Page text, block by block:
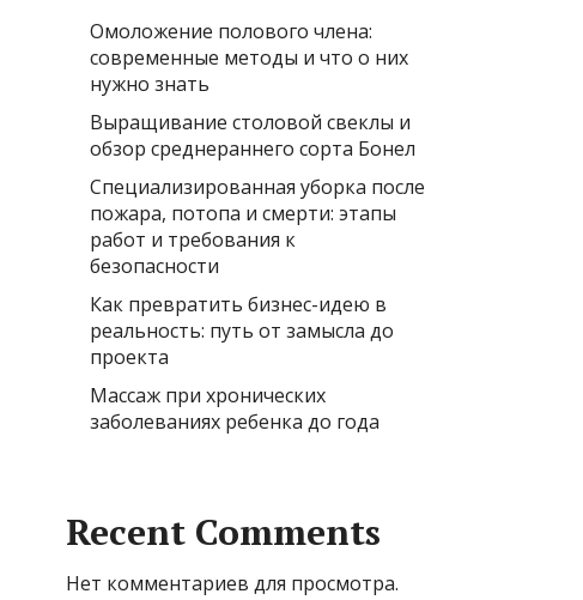
Омоложение полового члена:
современные методы и что о них
нужно знать
Выращивание столовой свеклы и
обзор среднераннего сорта Бонел
Специализированная уборка после
пожара, потопа и смерти: этапы
работ и требования к
безопасности
Как превратить бизнес-идею в
реальность: путь от замысла до
проекта
Массаж при хронических
заболеваниях ребенка до года
Recent Comments
Нет комментариев для просмотра.